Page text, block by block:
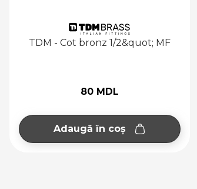
TDM - Cot bronz 3/4&quot;
124 MDL
Adaugă în coș